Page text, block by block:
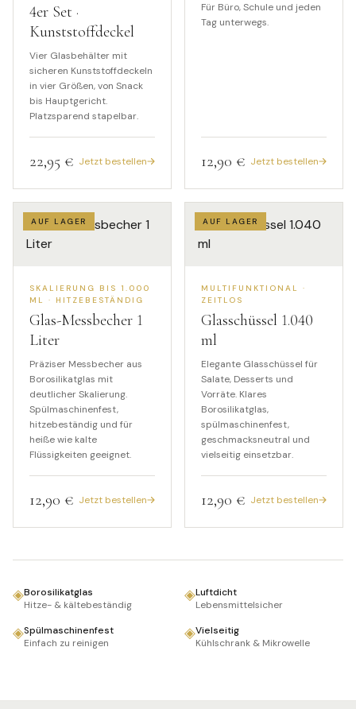
4er Set ·
Kunststoffdeckel
Vier Glasbehälter mit
sicheren Kunststoffdeckeln
in vier Größen, von Snack
bis Hauptgericht.
Platzsparend stapelbar.
22,95 € Jetzt bestellen
Für Büro, Schule und jeden
Tag unterwegs.
12,90 € Jetzt bestellen
AUF LAGER
SKALIERUNG BIS 1.000
ML · HITZEBESTÄNDIG
Glas-Messbecher 1
Liter
Präziser Messbecher aus
Borosilikatglas mit
deutlicher Skalierung.
Spülmaschinenfest,
hitzebeständig und für
heiße wie kalte
Flüssigkeiten geeignet.
12,90 € Jetzt bestellen
AUF LAGER
MULTIFUNKTIONAL ·
ZEITLOS
Glasschüssel 1.040
ml
Elegante Glasschüssel für
Salate, Desserts und
Vorräte. Klares
Borosilikatglas,
spülmaschinenfest,
geschmacksneutral und
vielseitig einsetzbar.
12,90 € Jetzt bestellen
◈Borosilikatglas
Hitze- & kältebeständig
◈Luftdicht
Lebensmittelsicher
◈Spülmaschinenfest
Einfach zu reinigen
◈Vielseitig
Kühlschrank & Mikrowelle